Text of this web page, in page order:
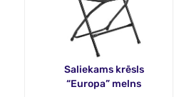
Saliekams krēsls
“Europa” melns